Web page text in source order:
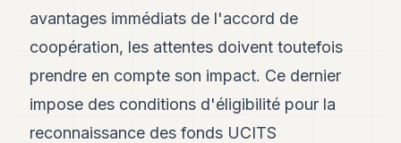
avantages immédiats de l'accord de
coopération, les attentes doivent toutefois
prendre en compte son impact. Ce dernier
impose des conditions d'éligibilité pour la
reconnaissance des fonds UCITS